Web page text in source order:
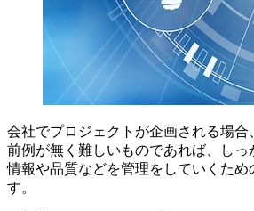
会社でプロジェクトが企画される場
前例が無く難しいものであれば、し
情報や品質などを管理をしていくため
す。